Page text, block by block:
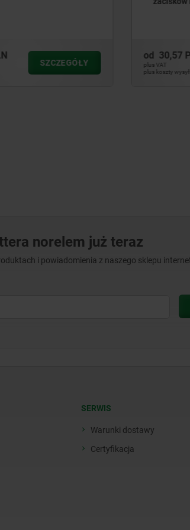
SZCZEGÓŁY
od80,96
plus VAT
plus koszty
norelem już teraz
i powiadomienia z naszego sklepu
SERWIS
Warunki dostawy
Certyfikacja